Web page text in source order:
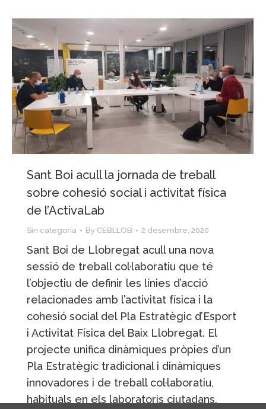
Sant Boi acull la jornada de treball
sobre cohesió social i activitat física
de l’ActivaLab
Sin categoría By CEBLLOB 2 desembre, 2020
Sant Boi de Llobregat acull una nova
sessió de treball col·laboratiu que té
l’objectiu de definir les línies d’acció
relacionades amb l’activitat física i la
cohesió social del Pla Estratègic d’Esport
i Activitat Física del Baix Llobregat. El
projecte unifica dinàmiques pròpies d’un
Pla Estratègic tradicional i dinàmiques
innovadores i de treball col·laboratiu,
habituals en els laboratoris ciutadans.